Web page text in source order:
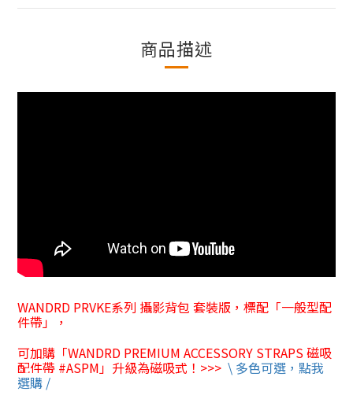
商品描述
WANDRD PRVKE系列 攝影背包 套裝版，標配「一般型配
件帶」，
可加購「WANDRD PREMIUM ACCESSORY STRAPS 磁吸
配件帶 #ASPM」升級為磁吸式！>>> \ 多色可選，點我
選購 /